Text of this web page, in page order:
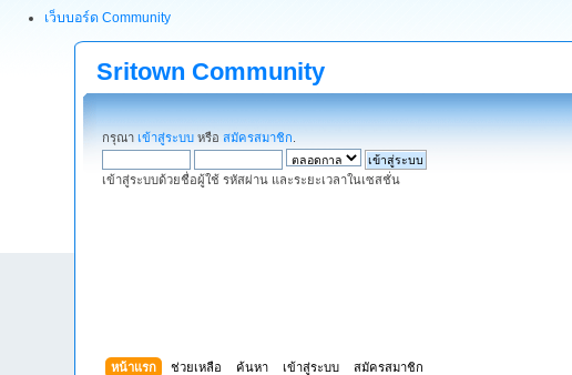
เว็บบอร์ด Community
Sritown Community
กรุณา เข้าสู่ระบบ หรือสมัครสมาชิก
เข้าสู่ระบบด้วยชื่อผู้ใช้ รหัสผ่าน และระยะเวลาในเซสชั่น
หน้าแรก ช่วยเหลือ ค้นหา เข้าสู่ระบบ สมัครสมาชิก